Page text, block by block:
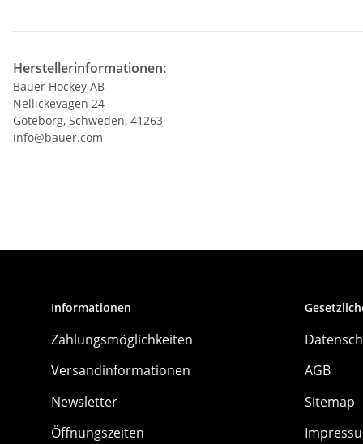
Herstellerinformationen:
Bauer Hockey AB
Nellickevägen 24
Göteborg, Schweden, 41263
info@bauer.com
Informationen
Zahlungsmöglichkeiten
Versandinformationen
Newsletter
Öffnungszeiten
AGB
Sitemap